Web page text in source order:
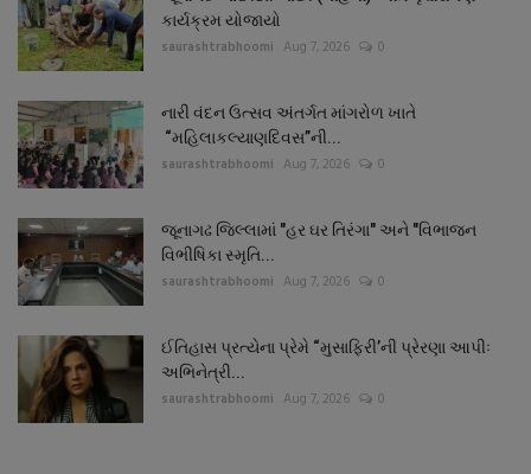
કાર્યક્રમ યોજાયો
saurashtrabhoomi Aug 7, 2026 0
નારી વંદન ઉત્સવ અંતર્ગત માંગરોળ ખાતે
“મહિલાકલ્યાણદિવસ”ની...
saurashtrabhoomi Aug 7, 2026 0
જૂનાગઢ જિલ્લામાં "હર ઘર તિરંગા" અને "વિભાજન
વિભીષિકા સ્મૃતિ...
saurashtrabhoomi Aug 7, 2026 0
ઈતિહાસ પ્રત્યેના પ્રેમે “મુસાફિરી’ની પ્રેરણા આપીઃ
અભિનેત્રી...
saurashtrabhoomi Aug 7, 2026 0